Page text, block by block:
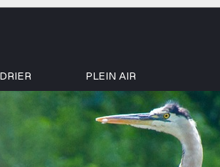
PLEIN AIR